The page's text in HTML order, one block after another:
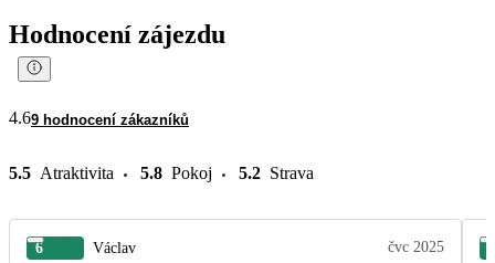
Hodnocení zájezdu
4.69 hodnocení zákazníků
5.5 Atraktivita 5.8 Pokoj 5.2 Strava
6 Václav čvc 2025